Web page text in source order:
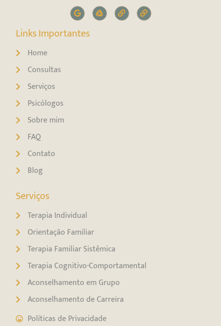
Links Importantes
Home
Consultas
Serviços
Psicólogos
Sobre mim
FAQ
Contato
Blog
Serviços
Terapia Individual
Orientação Familiar
Terapia Familiar Sistêmica
Terapia Cognitivo-Comportamental
Aconselhamento em Grupo
Aconselhamento de Carreira
Políticas de Privacidade